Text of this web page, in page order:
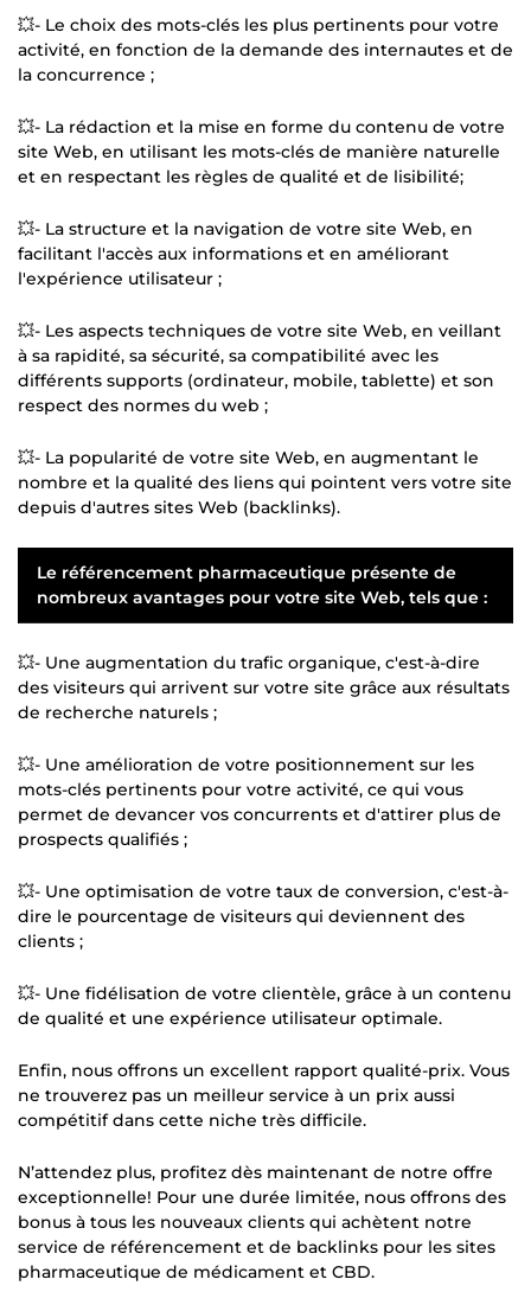
💥- Le choix des mots-clés les plus pertinents pour votre
activité, en fonction de la demande des internautes et de
la concurrence ;
💥- La rédaction et la mise en forme du contenu de votre
site Web, en utilisant les mots-clés de manière naturelle
et en respectant les règles de qualité et de lisibilité;
💥- La structure et la navigation de votre site Web, en
facilitant l'accès aux informations et en améliorant
l'expérience utilisateur ;
💥- Les aspects techniques de votre site Web, en veillant
à sa rapidité, sa sécurité, sa compatibilité avec les
différents supports (ordinateur, mobile, tablette) et son
respect des normes du web ;
💥- La popularité de votre site Web, en augmentant le
nombre et la qualité des liens qui pointent vers votre site
depuis d'autres sites Web (backlinks).
Le référencement pharmaceutique présente de
nombreux avantages pour votre site Web, tels que :
💥- Une augmentation du trafic organique, c'est-à-dire
des visiteurs qui arrivent sur votre site grâce aux résultats
de recherche naturels ;
💥- Une amélioration de votre positionnement sur les
mots-clés pertinents pour votre activité, ce qui vous
permet de devancer vos concurrents et d'attirer plus de
prospects qualifiés ;
💥- Une optimisation de votre taux de conversion, c'est-à-
dire le pourcentage de visiteurs qui deviennent des
clients ;
💥- Une fidélisation de votre clientèle, grâce à un contenu
de qualité et une expérience utilisateur optimale.
Enfin, nous offrons un excellent rapport qualité-prix. Vous
ne trouverez pas un meilleur service à un prix aussi
compétitif dans cette niche très difficile.
N’attendez plus, profitez dès maintenant de notre offre
exceptionnelle! Pour une durée limitée, nous offrons des
bonus à tous les nouveaux clients qui achètent notre
service de référencement et de backlinks pour les sites
pharmaceutique de médicament et CBD.